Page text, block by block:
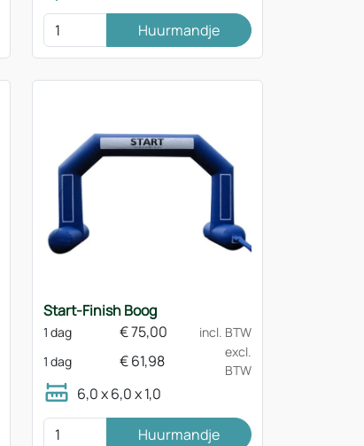
Huurmandje
Start-Finish Boog
1 dag €75,00
incl. BTW
1 dag
€61,98
excl.
BTW
6,0 x 6,0 x 1,0
Huurmandje